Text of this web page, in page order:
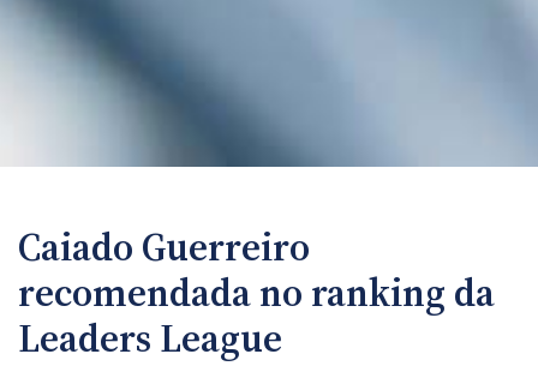
Caiado Guerreiro
recomendada no ranking da
Leaders League